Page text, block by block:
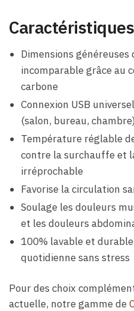
Dimensions
incomparable grâce au
carbone
Connexion USB
(salon, bureau, chambre)
Température réglable
contre la surchauffe et
irréprochable
Favorise la circulation
Soulage les douleurs
et les douleurs
100% lavable et
quotidienne sans stress
Pour des choix
actuelle, notre gamme de